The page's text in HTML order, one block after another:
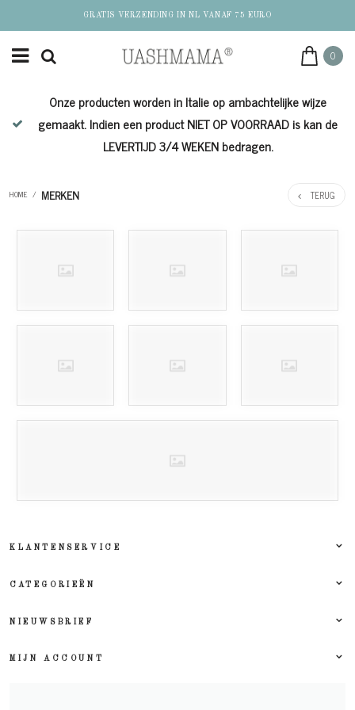
GRATIS VERZENDING IN NL VANAF 75 EURO
0
Onze producten worden in Italie op ambachtelijke wijze
gemaakt. Indien een product NIET OP VOORRAAD is kan de
LEVERTIJD 3/4 WEKEN bedragen.
HOME / MERKEN TERUG
KLANTENSERVICE
CATEGORIEËN
NIEUWSBRIEF
MIJN ACCOUNT